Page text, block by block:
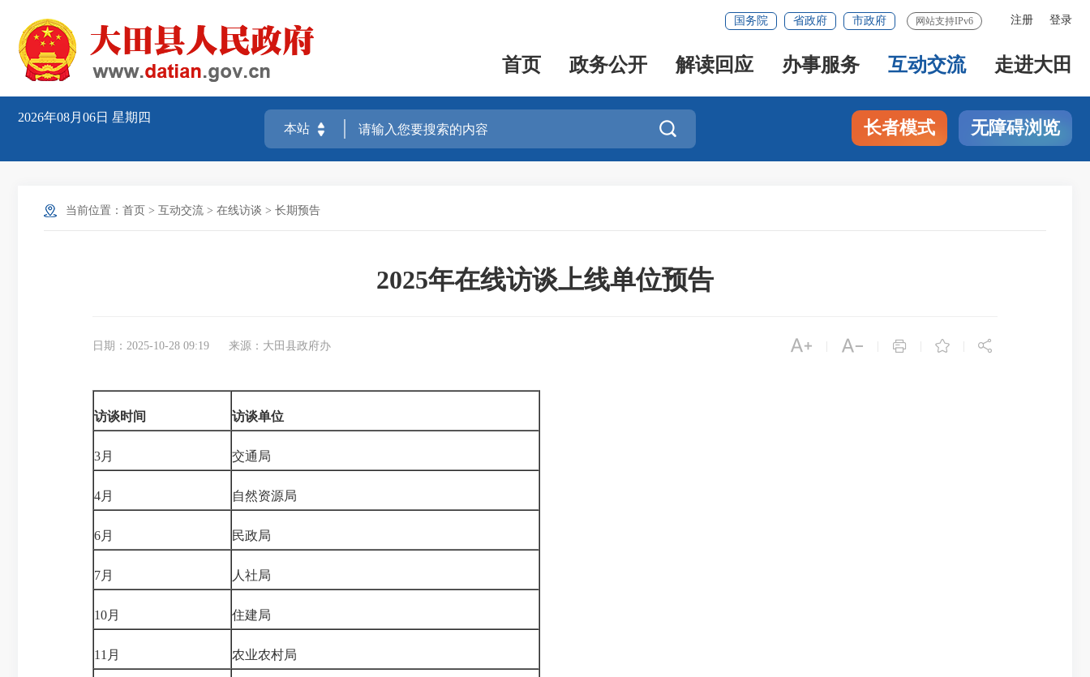
注册 登录
国务院 省政府 市政府 网站支持IPv6
首页 政务公开 解读回应 办事服务 互动交流 走进大田
2026年08月06日 星期四
 长者模式 无障碍浏览
当前位置： 首页 > 互动交流 > 在线访谈 > 长期预告
2025年在线访谈上线单位预告
日期：2025-10-28 09:19 来源：大田县政府办     
访谈时间 访谈单位
3月 交通局
4月 自然资源局
6月 民政局
7月 人社局
10月 住建局
11月 农业农村局